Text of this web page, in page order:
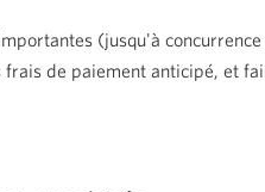
(jusqu'à
de paiement anticipé, et